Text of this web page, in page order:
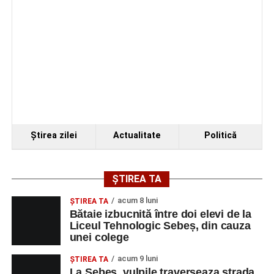
Spectacol de vals și tango „Armonii în
pași de dans”
Napoca).
AcompaniazăCluj Tango Orchestra:
Irina Indrei – pian
Robert Indrei – bandoneon
Ştirea zilei Actualitate Politică
ȘTIREA TA
ŞTIREA TA acum 8 luni
Bătaie izbucnită între doi elevi de la
Liceul Tehnologic Sebeș, din cauza
unei colege
ŞTIREA TA acum 9 luni